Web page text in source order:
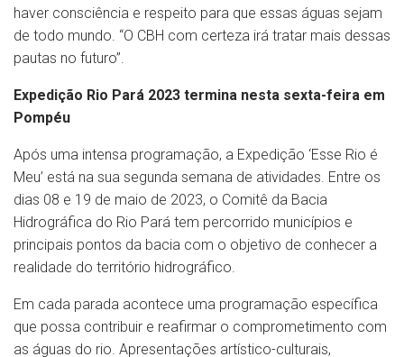
haver consciência e respeito para que essas águas sejam
de todo mundo. “O CBH com certeza irá tratar mais dessas
pautas no futuro”.
Expedição Rio Pará 2023 termina nesta sexta-feira em
Pompéu
Após uma intensa programação, a Expedição ‘Esse Rio é
Meu’ está na sua segunda semana de atividades. Entre os
dias 08 e 19 de maio de 2023, o Comitê da Bacia
Hidrográfica do Rio Pará tem percorrido municípios e
principais pontos da bacia com o objetivo de conhecer a
realidade do território hidrográfico.
Em cada parada acontece uma programação específica
que possa contribuir e reafirmar o comprometimento com
as águas do rio. Apresentações artístico-culturais,